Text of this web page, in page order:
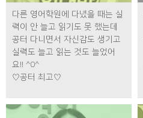
다른 영어학원에 다녔을 때는 실
력이 안 늘고 읽기도 못 했는데
공터 다니면서 자신감도 생기고
실력도 늘고 읽는 것도 늘었어
요!! ^0^
♡공터 최고♡